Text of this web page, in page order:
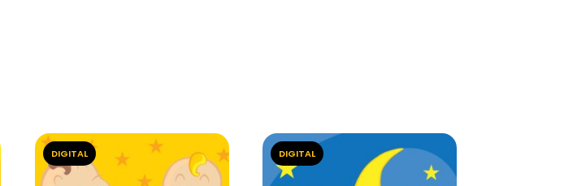
DIGITAL DIGITAL